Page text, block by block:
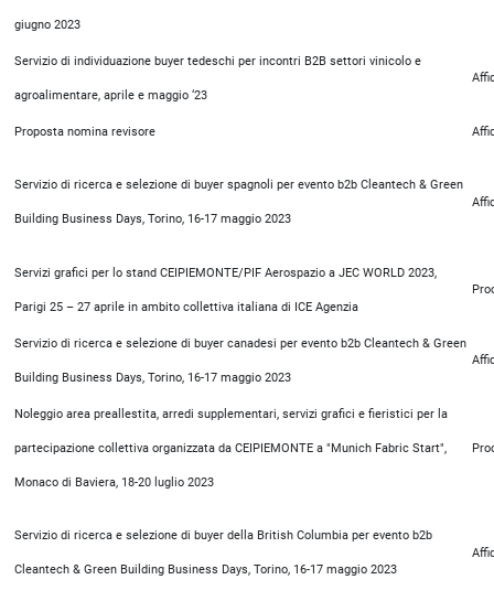
giugno 2023
Servizio di individuazione buyer tedeschi per incontri B2B settori vinicolo e
agroalimentare, aprile e maggio ‘23
Proposta nomina revisore
Servizio di ricerca e selezione di buyer spagnoli per evento b2b Cleantech & Green
Building Business Days, Torino, 16-17 maggio 2023
Servizi grafici per lo stand CEIPIEMONTE/PIF Aerospazio a JEC WORLD 2023,
Parigi 25 – 27 aprile in ambito collettiva italiana di ICE Agenzia
Servizio di ricerca e selezione di buyer canadesi per evento b2b Cleantech & Green
Building Business Days, Torino, 16-17 maggio 2023
Noleggio area preallestita, arredi supplementari, servizi grafici e fieristici per la
partecipazione collettiva organizzata da CEIPIEMONTE a "Munich Fabric Start",
Monaco di Baviera, 18-20 luglio 2023
Servizio di ricerca e selezione di buyer della British Columbia per evento b2b
Cleantech & Green Building Business Days, Torino, 16-17 maggio 2023